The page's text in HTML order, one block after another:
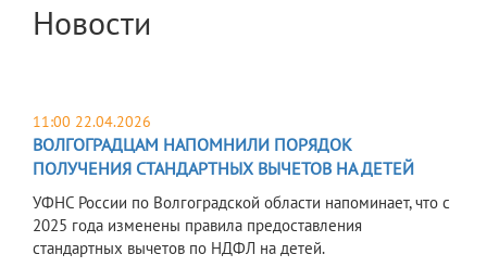
Новости
11:00 22.04.2026
ВОЛГОГРАДЦАМ НАПОМНИЛИ ПОРЯДОК
ПОЛУЧЕНИЯ СТАНДАРТНЫХ ВЫЧЕТОВ НА ДЕТЕЙ
УФНС России по Волгоградской области напоминает, что с
2025 года изменены правила предоставления
стандартных вычетов по НДФЛ на детей.